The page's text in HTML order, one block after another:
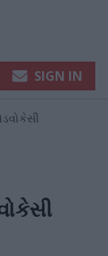
SIGN IN